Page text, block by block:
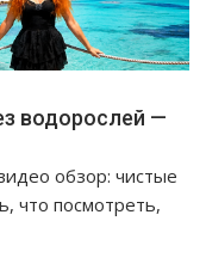
водорослей —
обзор: чистые
что посмотреть,